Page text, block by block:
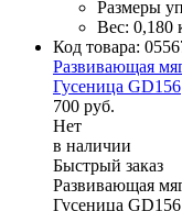
Размеры
Вес: 0,180
Код товара:
Развивающая
Гусеница GD156
700 руб.
Нет
в наличии
Быстрый заказ
Развивающая
Гусеница GD156